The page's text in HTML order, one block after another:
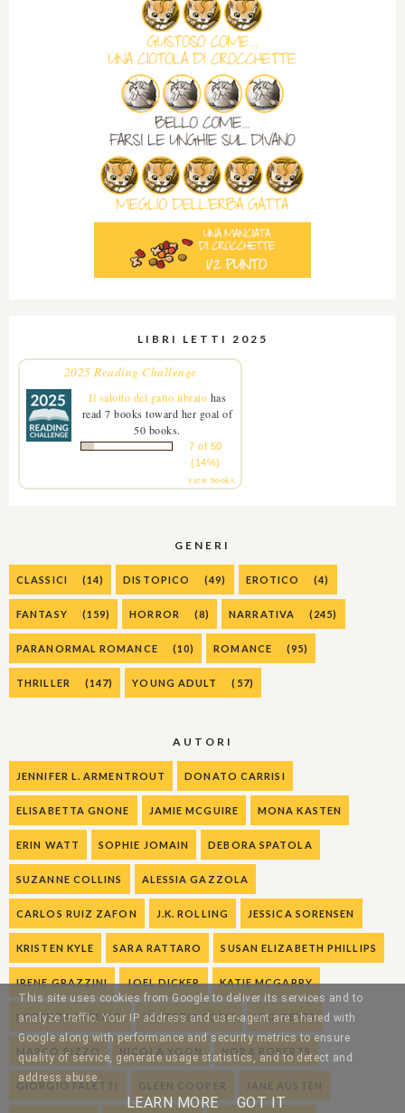
LIBRI LETTI 2025
2025 Reading Challenge
Il salotto del gatto libraio has
read 7 books toward her goal of
50 books.
7 of 50
(14%)
view books
GENERI
CLASSICI (14) DISTOPICO (49) EROTICO (4)
FANTASY (159) HORROR (8) NARRATIVA (245)
PARANORMAL ROMANCE (10) ROMANCE (95)
THRILLER (147) YOUNG ADULT (57)
AUTORI
JENNIFER L. ARMENTROUT DONATO CARRISI
ELISABETTA GNONE JAMIE MCGUIRE MONA KASTEN
ERIN WATT SOPHIE JOMAIN DEBORA SPATOLA
SUZANNE COLLINS ALESSIA GAZZOLA
CARLOS RUIZ ZAFON J.K. ROLLING JESSICA SORENSEN
KRISTEN KYLE SARA RATTARO SUSAN ELIZABETH PHILLIPS
IRENE GRAZZINI JOEL DICKER KATIE MCGARRY
LORENZA DI SEPIO LUCREZIA SCALI M.G. REYES
MARCO RIZZO NICOLA YOON NORA ROBERTS
GIORGIO FALETTI GLEEN COOPER JANE AUSTEN
This site uses cookies from Google to deliver its services and to
analyze traffic. Your IP address and user-agent are shared with
Google along with performance and security metrics to ensure
quality of service, generate usage statistics, and to detect and
address abuse.
LEARN MORE GOT IT